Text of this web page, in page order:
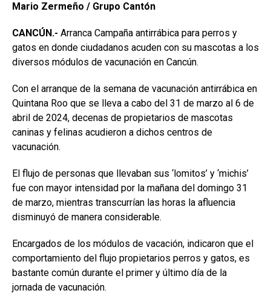
Mario Zermeño / Grupo Cantón
CANCÚN.- Arranca Campaña antirrábica para perros y
gatos en donde ciudadanos acuden con su mascotas a los
diversos módulos de vacunación en Cancún.
Con el arranque de la semana de vacunación antirrábica en
Quintana Roo que se lleva a cabo del 31 de marzo al 6 de
abril de 2024, decenas de propietarios de mascotas
caninas y felinas acudieron a dichos centros de
vacunación.
El flujo de personas que llevaban sus ‘lomitos’ y ‘michis’
fue con mayor intensidad por la mañana del domingo 31
de marzo, mientras transcurrían las horas la afluencia
disminuyó de manera considerable.
Encargados de los módulos de vacación, indicaron que el
comportamiento del flujo propietarios perros y gatos, es
bastante común durante el primer y último día de la
jornada de vacunación.